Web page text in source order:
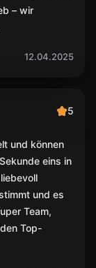
– wir
12.04.2025
5
und können
eins in
und es
Team,
Top-